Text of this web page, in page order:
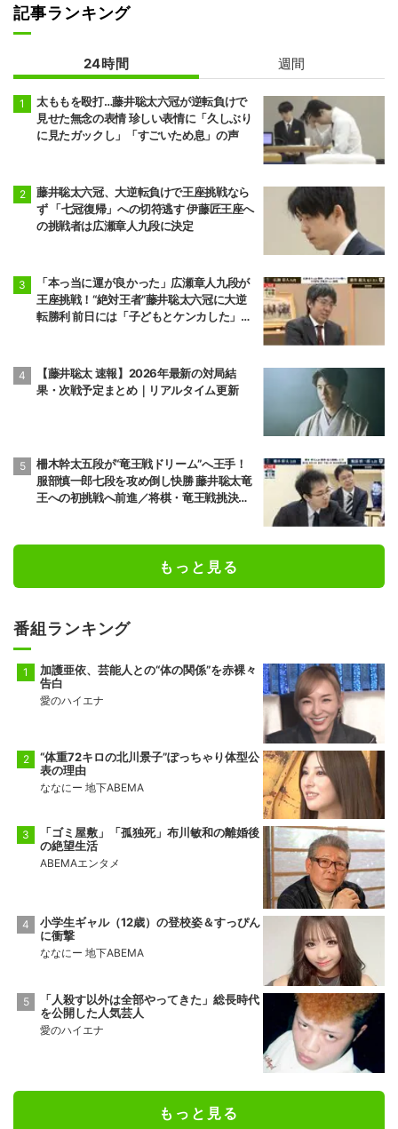
記事ランキング
24時間 週間
太ももを殴打…藤井聡太六冠が逆転負けで
見せた無念の表情 珍しい表情に「久しぶり
に見たガックし」「すごいため息」の声
藤井聡太六冠、大逆転負けで王座挑戦なら
ず 「七冠復帰」への切符逃す 伊藤匠王座へ
の挑戦者は広瀬章人九段に決定
「本っ当に運が良かった」広瀬章人九段が
王座挑戦！“絶対王者”藤井聡太六冠に大逆
転勝利 前日には「子どもとケンカした」パ
【藤井聡太 速報】2026年最新の対局結
果・次戦予定まとめ｜リアルタイム更新
柵木幹太五段が“竜王戦ドリーム”へ王手！
服部慎一郎七段を攻め倒し快勝 藤井聡太竜
王への初挑戦へ前進／将棋・竜王戦挑決第1
もっと見る
番組ランキング
加護亜依、芸能人との“体の関係”を赤裸々
告白
愛のハイエナ
“体重72キロの北川景子”ぽっちゃり体型公
表の理由
ななにー 地下ABEMA
「ゴミ屋敷」「孤独死」布川敏和の離婚後
の絶望生活
ABEMAエンタメ
小学生ギャル（12歳）の登校姿＆すっぴん
に衝撃
ななにー 地下ABEMA
「人殺す以外は全部やってきた」総長時代
を公開した人気芸人
愛のハイエナ
もっと見る